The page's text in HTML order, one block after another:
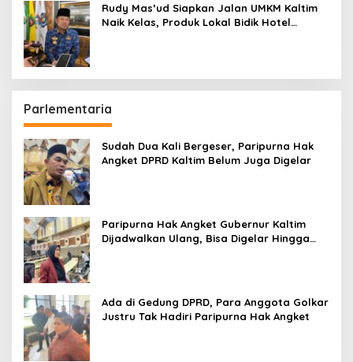
Rudy Mas’ud Siapkan Jalan UMKM Kaltim
Naik Kelas, Produk Lokal Bidik Hotel
Parlementaria
Sudah Dua Kali Bergeser, Paripurna Hak
Angket DPRD Kaltim Belum Juga Digelar
Paripurna Hak Angket Gubernur Kaltim
Dijadwalkan Ulang, Bisa Digelar Hingga
Ada di Gedung DPRD, Para Anggota Golkar
Justru Tak Hadiri Paripurna Hak Angket